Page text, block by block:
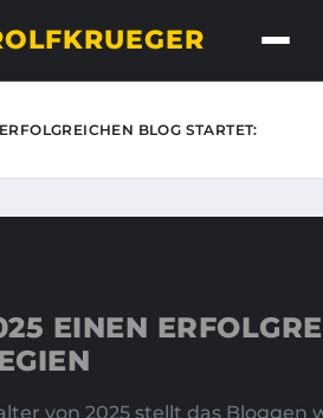
BLOG STARTET:
EINEN
von 2025 stellt das